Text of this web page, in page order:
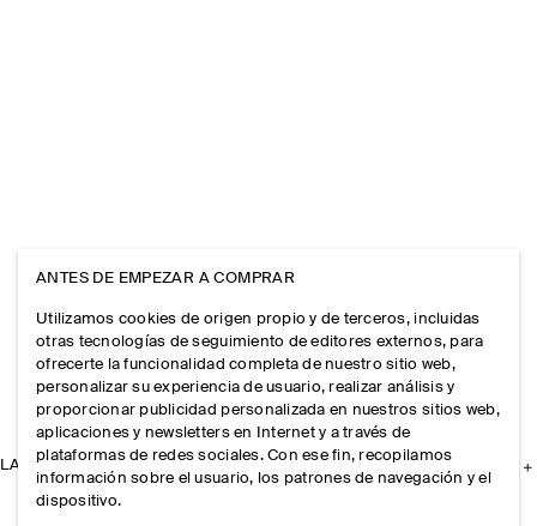
LA EMPRESA
ANTES DE EMPEZAR A COMPRAR
Utilizamos cookies de origen propio y de terceros, incluidas
otras tecnologías de seguimiento de editores externos, para
ofrecerte la funcionalidad completa de nuestro sitio web,
personalizar su experiencia de usuario, realizar análisis y
proporcionar publicidad personalizada en nuestros sitios web,
aplicaciones y newsletters en Internet y a través de
plataformas de redes sociales. Con ese fin, recopilamos
información sobre el usuario, los patrones de navegación y el
dispositivo.